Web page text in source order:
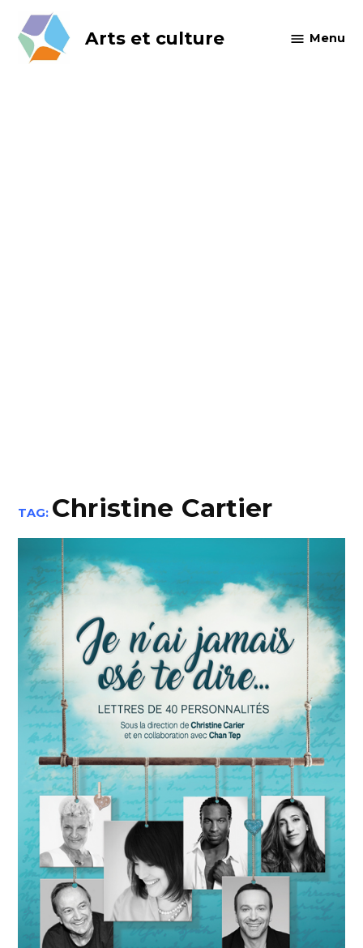
content
Arts et culture Menu
TAG: Christine Cartier